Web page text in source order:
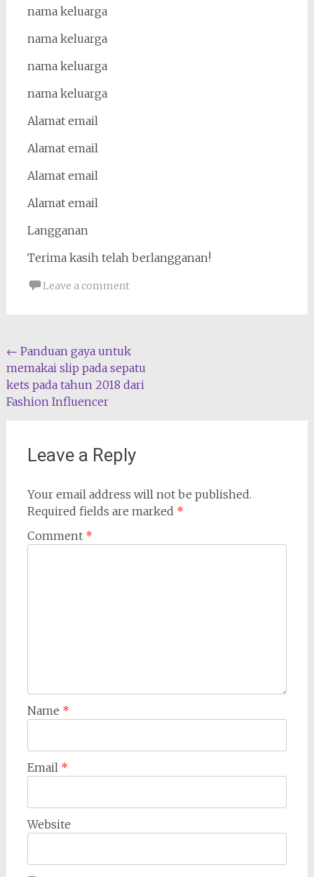
nama keluarga
nama keluarga
nama keluarga
nama keluarga
Alamat email
Alamat email
Alamat email
Alamat email
Langganan
Terima kasih telah berlangganan!
Leave a comment
Post
navigation
← Panduan gaya untuk
memakai slip pada sepatu
kets pada tahun 2018 dari
Fashion Influencer
Leave a Reply
Your email address will not be published.
Required fields are marked *
Comment *
Name *
Email *
Website